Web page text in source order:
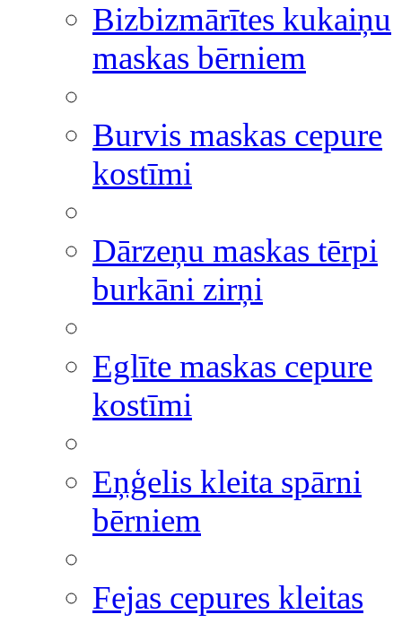
Bizbizmārītes kukaiņu
maskas bērniem
Burvis maskas cepure
kostīmi
Dārzeņu maskas tērpi
burkāni zirņi
Eglīte maskas cepure
kostīmi
Eņģelis kleita spārni
bērniem
Fejas cepures kleitas